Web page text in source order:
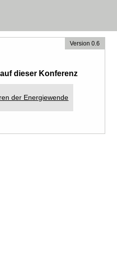
Version 0.6
dieser Konferenz
der Energiewende